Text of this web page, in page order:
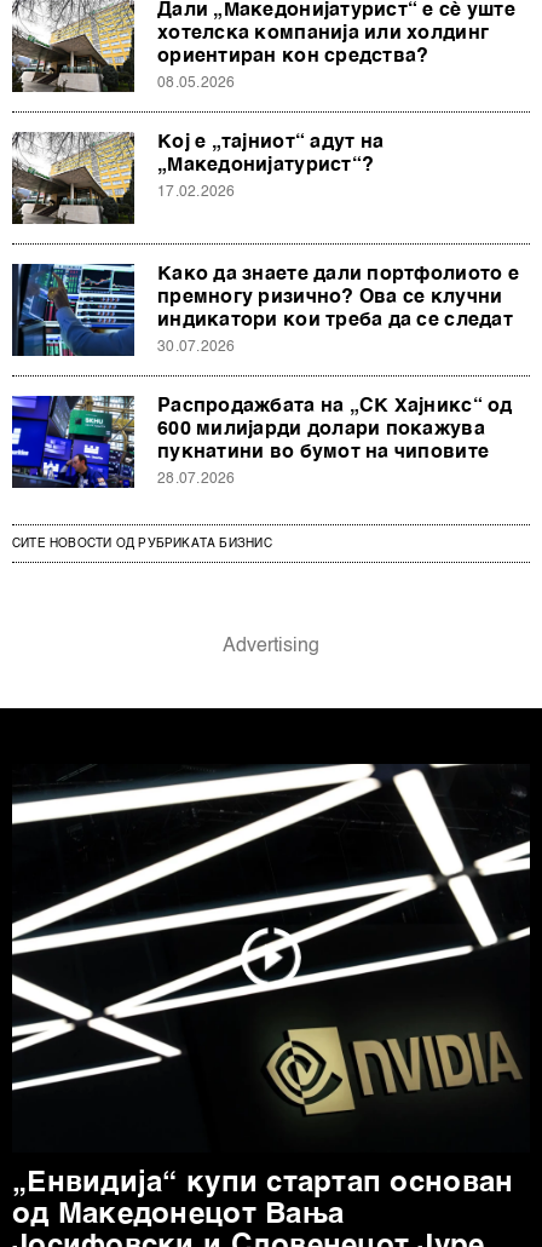
Дали „Македонијатурист“ е сè уште
хотелска компанија или холдинг
ориентиран кон средства?
08.05.2026
Кој е „тајниот“ адут на
„Македонијатурист“?
17.02.2026
Како да знаете дали портфолиото е
премногу ризично? Ова се клучни
индикатори кои треба да се следат
30.07.2026
Распродажбата на „СК Хајникс“ од
600 милијарди долари покажува
пукнатини во бумот на чиповите
28.07.2026
СИТЕ НОВОСТИ ОД РУБРИКАТА БИЗНИС
„Енвидија“ купи стартап основан
од Mакедонецот Вања